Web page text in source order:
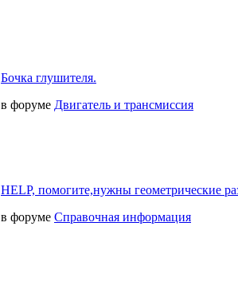
Бочка глушителя.
в форуме Двигатель и трансмиссия
HELP, помогите,нужны геометрические
в форуме Справочная информация